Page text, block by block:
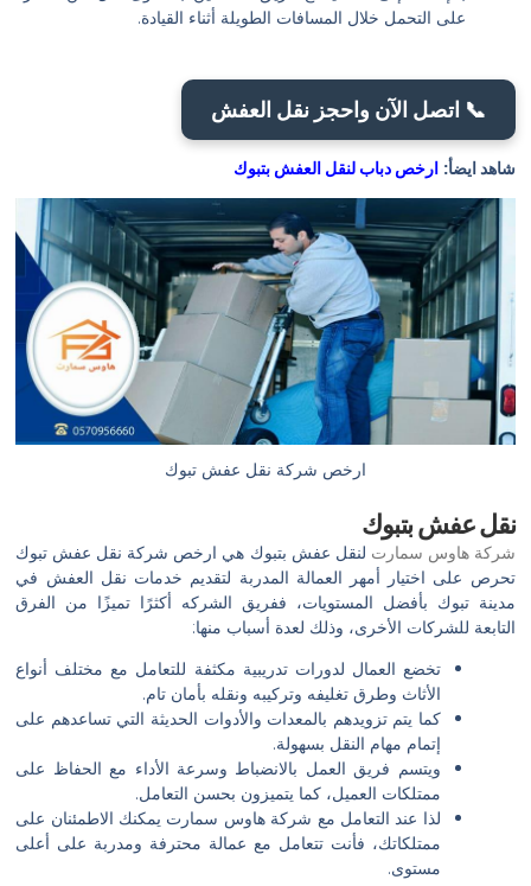
على التحمل خلال المسافات الطويلة أثناء القيادة.
📞 اتصل الآن واحجز نقل العفش
شاهد ايضأ: ارخص دباب لنقل العفش بتبوك
ارخص شركة نقل عفش تبوك
نقل عفش بتبوك
شركة هاوس سمارت لنقل عفش بتبوك هي ارخص شركة نقل عفش تبوك
تحرص على اختيار أمهر العمالة المدربة لتقديم خدمات نقل العفش في
مدينة تبوك بأفضل المستويات، ففريق الشركه أكثرًا تميزًا من الفرق
التابعة للشركات الأخرى، وذلك لعدة أسباب منها:
تخضع العمال لدورات تدريبية مكثفة للتعامل مع مختلف أنواع
الأثاث وطرق تغليفه وتركيبه ونقله بأمان تام.
كما يتم تزويدهم بالمعدات والأدوات الحديثة التي تساعدهم على
إتمام مهام النقل بسهولة.
ويتسم فريق العمل بالانضباط وسرعة الأداء مع الحفاظ على
ممتلكات العميل، كما يتميزون بحسن التعامل.
لذا عند التعامل مع شركة هاوس سمارت يمكنك الاطمئنان على
ممتلكاتك، فأنت تتعامل مع عمالة محترفة ومدربة على أعلى
مستوى.